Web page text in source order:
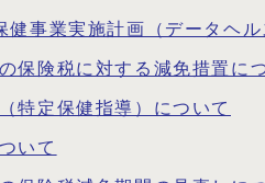
健事業実施計画（データヘ
保険税に対する減免措置に
特定保健指導）について
いて